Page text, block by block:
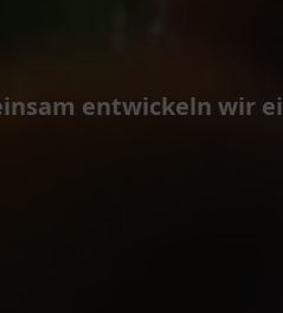
entwickeln wir